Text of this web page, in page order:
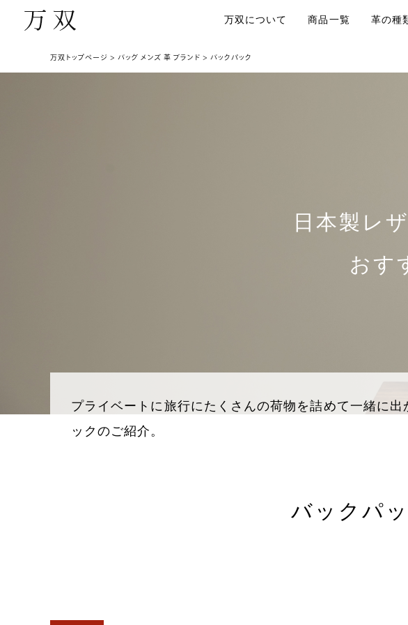
万双について 商品一覧 革の種
万双トップページ バッグ メンズ 革 ブランド バックパック
日本製レ
おす
プライベートに旅行にたくさんの荷物を詰めて一緒に
ックのご紹介。
バックパ